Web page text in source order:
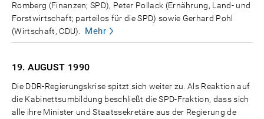
Romberg (Finanzen; SPD), Peter Pollack (Ernährung, Land- und
Forstwirtschaft; parteilos für die SPD) sowie Gerhard Pohl
(Wirtschaft, CDU).
Mehr
19. AUGUST 1990
Die DDR-Regierungskrise spitzt sich weiter zu. Als Reaktion auf
die Kabinettsumbildung beschließt die SPD-Fraktion, dass sich
alle ihre Minister und Staatssekretäre aus der Regierung de